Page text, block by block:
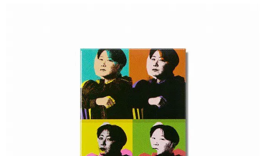
パーカー・スウェット・ブルゾン
バッグ・ポーチ
キーホルダー・チャーム
アクリルスタンド・アクセサリー・帽子